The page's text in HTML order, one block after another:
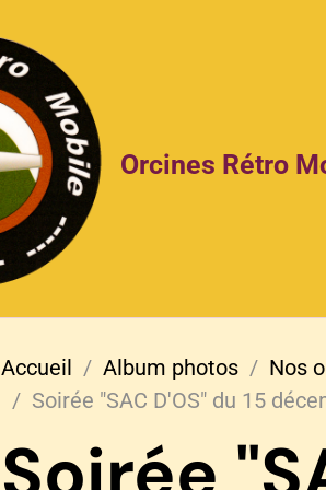
Orcines Rétro
Accueil Album photos
Nos
Soirée "SAC D'OS" du 15